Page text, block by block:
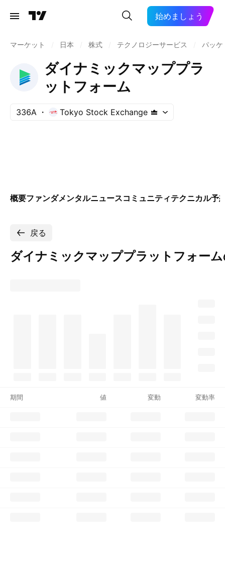
始めましょう
マーケット 日本 株式 テクノロジーサービス パッ
ダイナミックマッププラ
ットフォーム
336A Tokyo Stock Exchange
概要ファンダメンタルニュースコミュニティテクニカル予
戻る
ダイナミックマッププラットフォー
期間 値 変動 変動率